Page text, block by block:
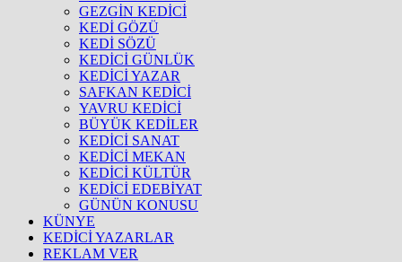
GEZGİN KEDİCİ
KEDİ GÖZÜ
KEDİ SÖZÜ
KEDİCİ GÜNLÜK
KEDİCİ YAZAR
SAFKAN KEDİCİ
YAVRU KEDİCİ
BÜYÜK KEDİLER
KEDİCİ SANAT
KEDİCİ MEKAN
KEDİCİ KÜLTÜR
KEDİCİ EDEBİYAT
GÜNÜN KONUSU
KÜNYE
KEDİCİ YAZARLAR
REKLAM VER